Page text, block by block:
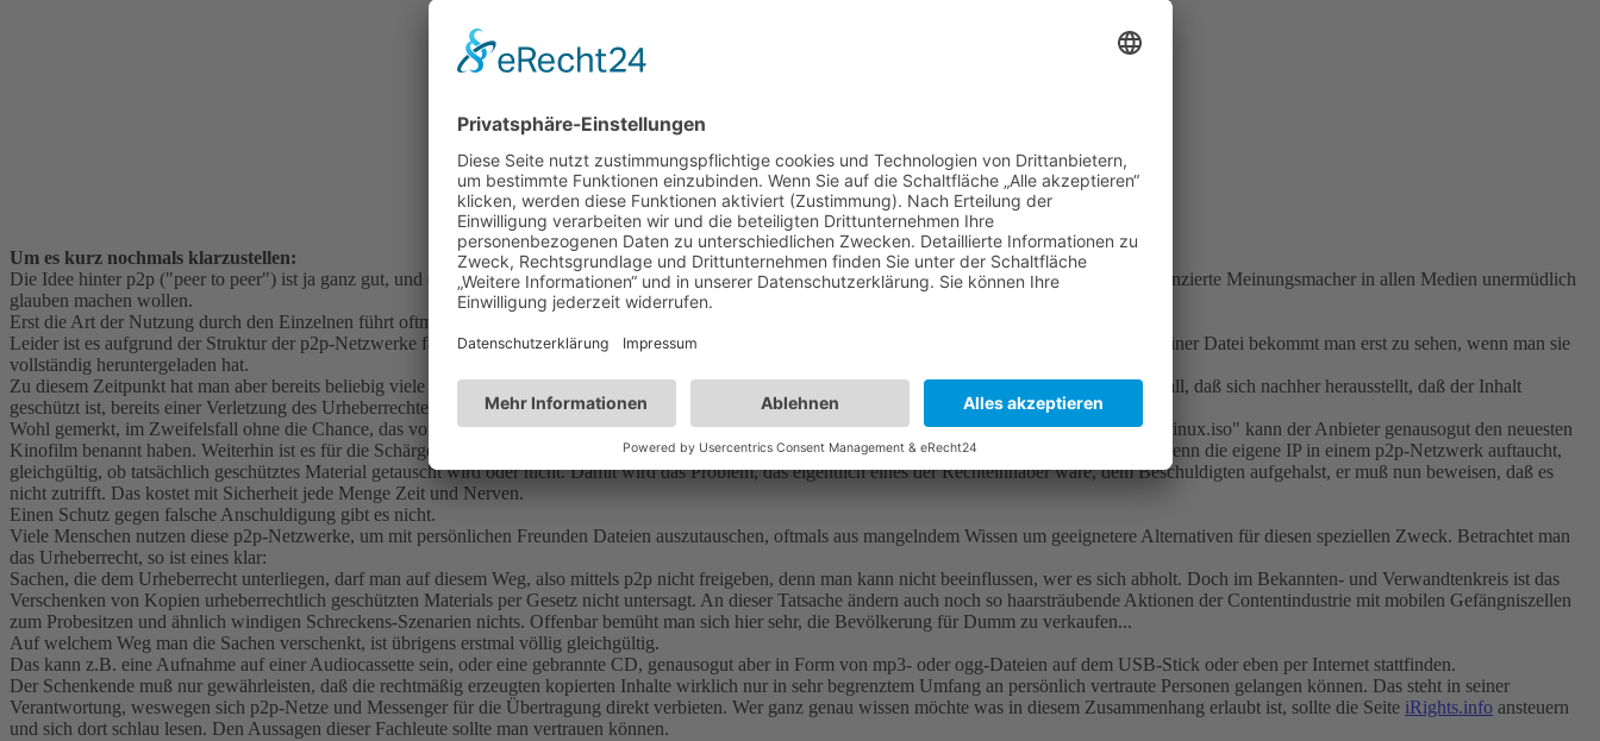
Um es kurz nochmals klarzustellen:
Die Idee hinter p2p ("peer to peer") ist ja ganz gut, und es ist keineswegs grundsätzlich illegal, wie uns allenthalben von der Musik- bzw. Filmindustrie finanzierte Meinungsmacher in allen Medien unermüdlich
glauben machen wollen.
Erst die Art der Nutzung durch den Einzelnen führt oftmals zur Verletzung von Urheberrechten und somit zur Illegalität.
Leider ist es aufgrund der Struktur der p2p-Netzwerke fast unmöglich, sich als Teilnehmer vor solchen Anschuldigungen zu schützen: Den wahren Inhalt einer Datei bekommt man erst zu sehen, wenn man sie
vollständig heruntergeladen hat.
Zu diesem Zeitpunkt hat man aber bereits beliebig viele Schnipsel der fraglichen Datei an einen unbekannten Personenkreis weitergegeben - und sich im Fall, daß sich nachher herausstellt, daß der Inhalt
geschützt ist, bereits einer Verletzung des Urheberrechtes schuldig gemacht.
Wohl gemerkt, im Zweifelsfall ohne die Chance, das vorher erkennen zu können. Ein unkalkulierbares Risiko. Denn mit dem Dateinamen "free-and-open-linux.iso" kann der Anbieter genausogut den neuesten
Kinofilm benannt haben. Weiterhin ist es für die Schärgen der Contentindustrie recht einfach, ins Blaue hinein einen Urheberrechtsverstoß zu behaupten, wenn die eigene IP in einem p2p-Netzwerk auftaucht,
gleichgültig, ob tatsächlich geschütztes Material getauscht wird oder nicht. Damit wird das Problem, das eigentlich eines der Rechteinhaber wäre, dem Beschuldigten aufgehalst, er muß nun beweisen, daß es
nicht zutrifft. Das kostet mit Sicherheit jede Menge Zeit und Nerven.
Einen Schutz gegen falsche Anschuldigung gibt es nicht.
Viele Menschen nutzen diese p2p-Netzwerke, um mit persönlichen Freunden Dateien auszutauschen, oftmals aus mangelndem Wissen um geeignetere Alternativen für diesen speziellen Zweck. Betrachtet man
das Urheberrecht, so ist eines klar:
Sachen, die dem Urheberrecht unterliegen, darf man auf diesem Weg, also mittels p2p nicht freigeben, denn man kann nicht beeinflussen, wer es sich abholt. Doch im Bekannten- und Verwandtenkreis ist das
Verschenken von Kopien urheberrechtlich geschützten Materials per Gesetz nicht untersagt. An dieser Tatsache ändern auch noch so haarsträubende Aktionen der Contentindustrie mit mobilen Gefängniszellen
zum Probesitzen und ähnlich windigen Schreckens-Szenarien nichts. Offenbar bemüht man sich hier sehr, die Bevölkerung für Dumm zu verkaufen...
Auf welchem Weg man die Sachen verschenkt, ist übrigens erstmal völlig gleichgültig.
Das kann z.B. eine Aufnahme auf einer Audiocassette sein, oder eine gebrannte CD, genausogut aber in Form von mp3- oder ogg-Dateien auf dem USB-Stick oder eben per Internet stattfinden.
Der Schenkende muß nur gewährleisten, daß die rechtmäßig erzeugten kopierten Inhalte wirklich nur in sehr begrenztem Umfang an persönlich vertraute Personen gelangen können. Das steht in seiner
Verantwortung, weswegen sich p2p-Netze und Messenger für die Übertragung direkt verbieten. Wer ganz genau wissen möchte was in diesem Zusammenhang erlaubt ist, sollte die Seite iRights.info ansteuern
und sich dort schlau lesen. Den Aussagen dieser Fachleute sollte man vertrauen können.